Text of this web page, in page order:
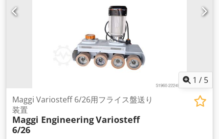
1 / 5
Maggi Variosteff 6/26用フライス盤送り
装置
Maggi EngineeringVariosteff
6/26